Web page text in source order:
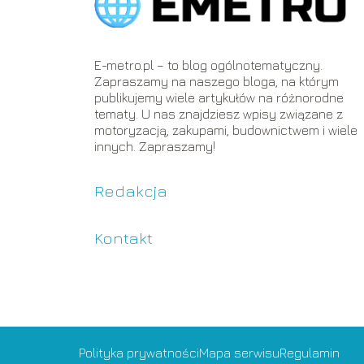
E-metro.pl – to blog ogólnotematyczny.
Zapraszamy na naszego bloga, na którym
publikujemy wiele artykułów na różnorodne
tematy. U nas znajdziesz wpisy związane z
motoryzacją, zakupami, budownictwem i wiele
innych. Zapraszamy!
Redakcja
Kontakt
Polityka prywatnościMapa serwisuRegulamin